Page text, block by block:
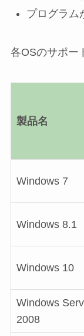
プログラム
各OSのサポー
製品名
Windows 7
Windows 8.1
Windows 10
Windows
2008